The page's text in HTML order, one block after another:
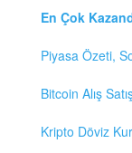
En Çok
Piyasa Özeti,
Bitcoin Alış
Kripto Döviz